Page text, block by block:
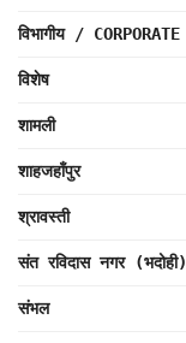
विभागीय / CORPORATE
विशेष
शामली
शाहजहाँपुर
श्रावस्ती
संत रविदास नगर (भदोही)
संभल